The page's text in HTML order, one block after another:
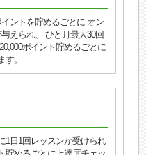
ントを貯めるごとに オン
えられ、 ひと月最大30回
ポイント貯めるごとに
。
1日1回レッスンが受けられ